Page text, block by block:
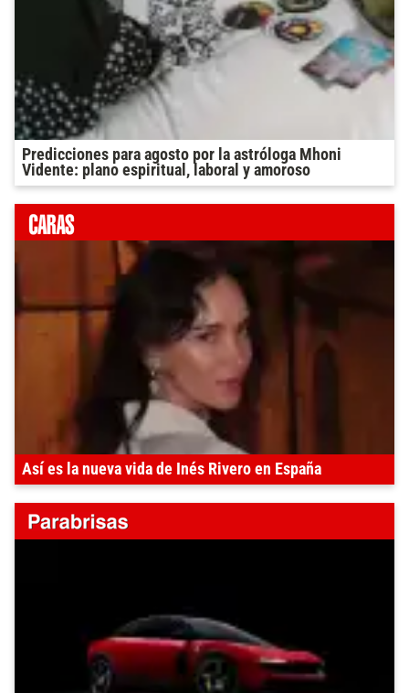
Predicciones para agosto por la astróloga Mhoni
Vidente: plano espiritual, laboral y amoroso
Así es la nueva vida de Inés Rivero en España